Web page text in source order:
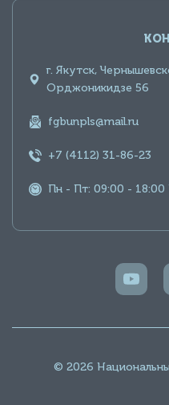
г. Якутск,
Орджоникидзе 56
fgbunpls@mail.ru
+7 (4112) 31-86-23
Пн - Пт: 09:00 -
© 2026